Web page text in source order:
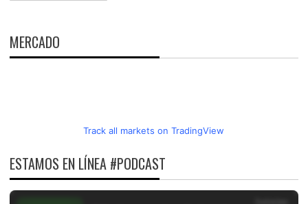
MERCADO
Track all markets on TradingView
ESTAMOS EN LÍNEA #PODCAST